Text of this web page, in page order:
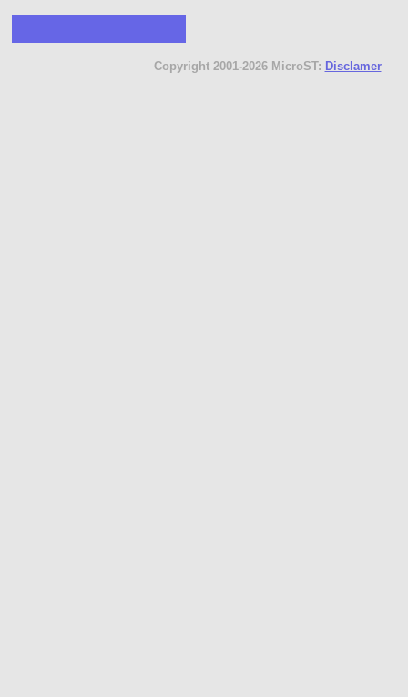
Copyright 2001-2026 MicroST: Disclamer